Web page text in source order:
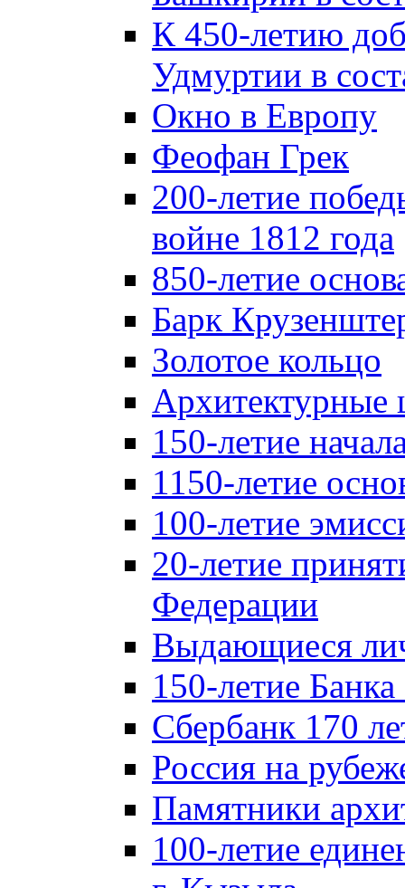
К 450-летию
Удмуртии в
Окно в Европу
Феофан Грек
200-летие
войне 1812 года
850-летие
Барк
Золотое кольцо
Архитектурные
150-летие
1150-летие
100-летие
20-летие
Федерации
Выдающиеся
150-летие
Сбербанк 170
Россия на
Памятники
100-летие